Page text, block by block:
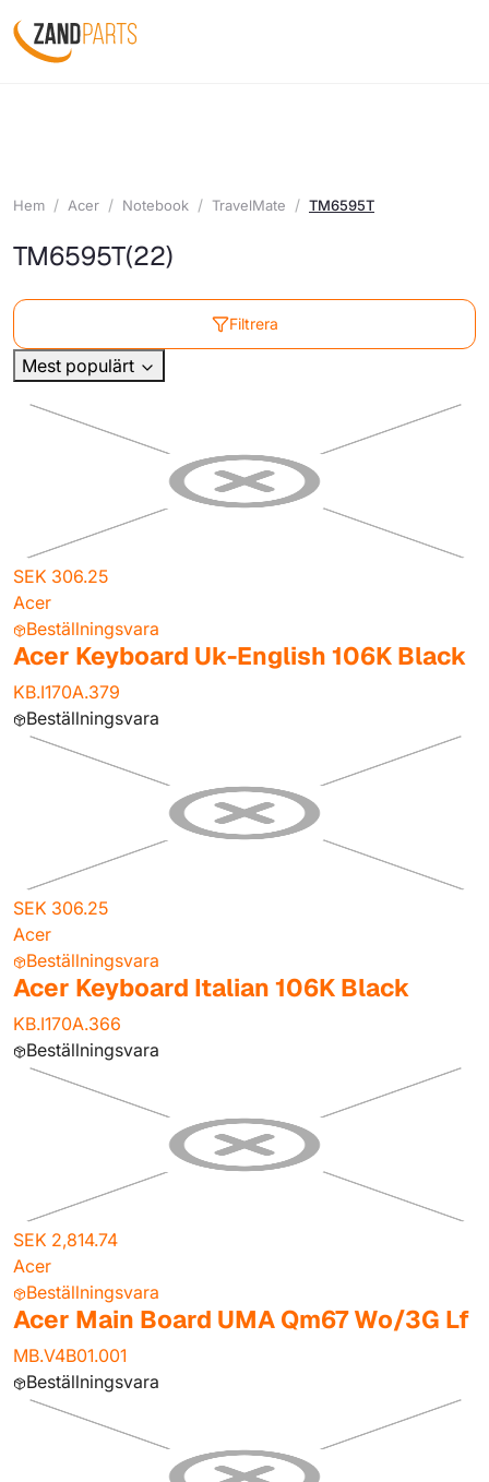
Hem Acer Notebook TravelMate TM6595T
TM6595T(22)
Filtrera
Mest populärt
SEK 306.25
Acer
Beställningsvara
Acer Keyboard Uk-English 106K Black
KB.I170A.379
Beställningsvara
SEK 306.25
Acer
Beställningsvara
Acer Keyboard Italian 106K Black
KB.I170A.366
Beställningsvara
SEK 2,814.74
Acer
Beställningsvara
Acer Main Board UMA Qm67 Wo/3G Lf
MB.V4B01.001
Beställningsvara